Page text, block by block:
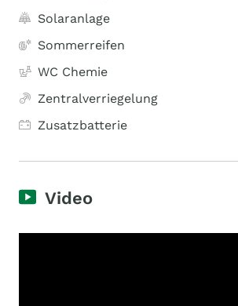
Solaranlage
Sommerreifen
WC Chemie
Zentralverriegelung
Zusatzbatterie
Video